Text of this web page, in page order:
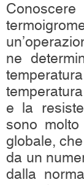
ne
e la
sono
globale,
da un
dalla